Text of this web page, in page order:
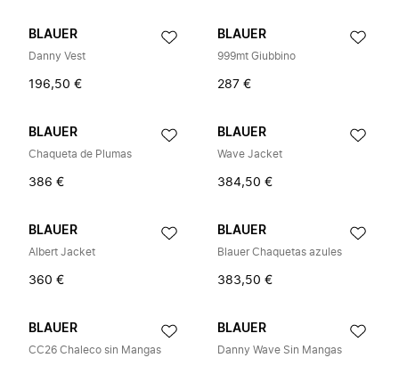
BLAUER
Danny Vest
196,50 €
BLAUER
999mt Giubbino
287 €
BLAUER
Chaqueta de Plumas
386 €
BLAUER
Wave Jacket
384,50 €
BLAUER
Albert Jacket
360 €
BLAUER
Blauer Chaquetas azules
383,50 €
BLAUER
CC26 Chaleco sin Mangas
BLAUER
Danny Wave Sin Mangas